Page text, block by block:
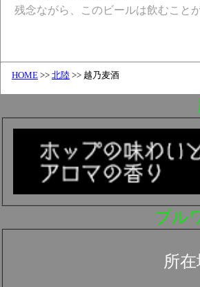
残念ながら、このビールは飲むこと
HOME >> 北陸 >> 越乃麦酒